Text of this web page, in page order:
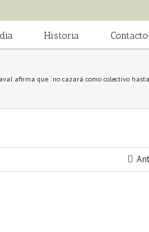
Historia Contacto
afirma que ´no cazará como colectivo